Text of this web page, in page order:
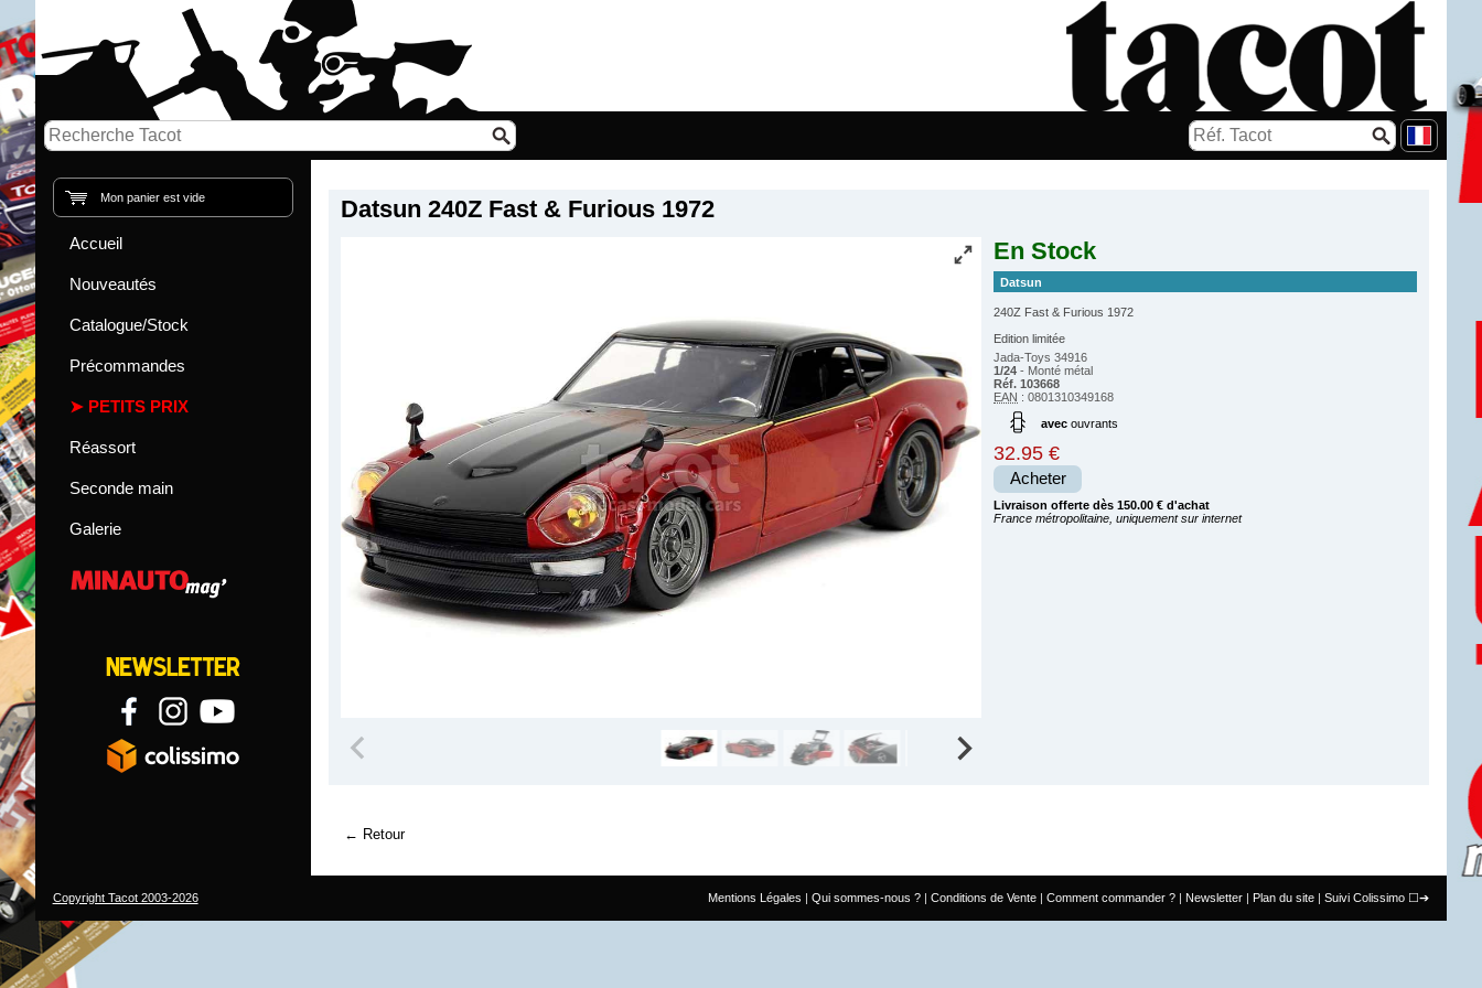
Datsun 240Z Fast & Furious 1972
En Stock
Datsun
240Z Fast & Furious 1972
Edition limitée
Jada-Toys 34916
1/24 - Monté métal
Réf. 103668
EAN : 0801310349168
avecouvrants
32.95 €
Acheter
Livraison offerte dès 150.00 € d'achat
France métropolitaine, uniquement sur internet
Retour
Mon panier est vide
Accueil
Nouveautés
Catalogue/Stock
Précommandes
PETITS PRIX
Réassort
Seconde main
Galerie
Mentions Légales Qui sommes-nous ? Conditions de Vente Comment commander ? Newsletter Plan du site Suivi Colissimo
Copyright Tacot 2003-2026